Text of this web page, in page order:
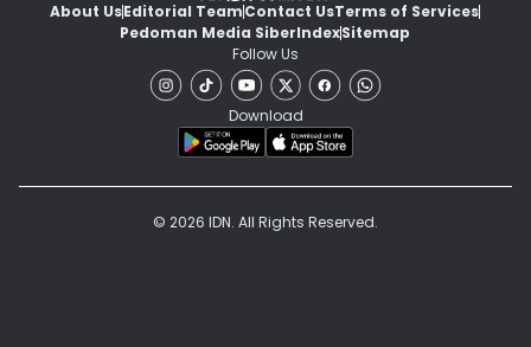
About UsEditorial TeamContact UsTerms of Services
Pedoman Media SiberIndexSitemap
Follow Us
Download
© 2026 IDN. All Rights Reserved.